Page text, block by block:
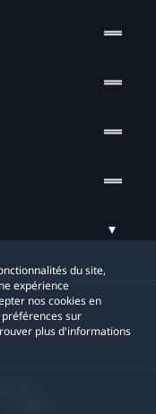
du site,
expérience
nos cookies en
sur
plus d'informations